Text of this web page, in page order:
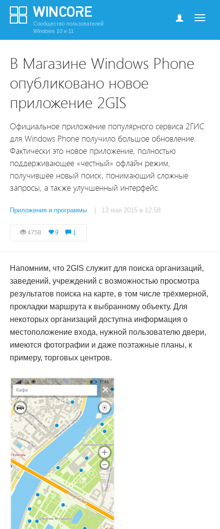
Сообщество пользователей
Windows 10 и 11
В Магазине Windows Phone
опубликовано новое
приложение 2GIS
Официальное приложение популярного сервиса 2ГИС
для Windows Phone получило большое обновление.
Фактически это новое приложение, полностью
поддерживающее «честный» офлайн режим,
получившее новый поиск, понимающий сложные
запросы, а также улучшенный интерфейс.
Приложения и программы | 13 мая 2015 в 12:58
4758 9 1
Напомним, что 2GIS служит для поиска организаций,
заведений, учреждений с возможностью просмотра
результатов поиска на карте, в том числе трёхмерной,
прокладки маршрута к выбранному объекту. Для
некоторых организаций доступна информация о
местоположение входа, нужной пользователю двери,
имеются фотографии и даже поэтажные планы, к
примеру, торговых центров.